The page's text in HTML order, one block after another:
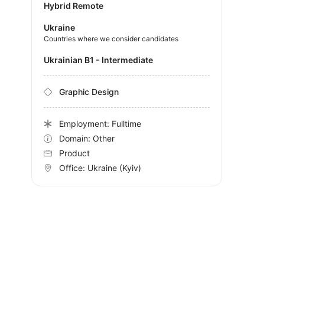
Hybrid Remote
Ukraine
Countries where we consider candidates
Ukrainian B1 - Intermediate
Graphic Design
Employment: Fulltime
Domain: Other
Product
Office: Ukraine (Kyiv)